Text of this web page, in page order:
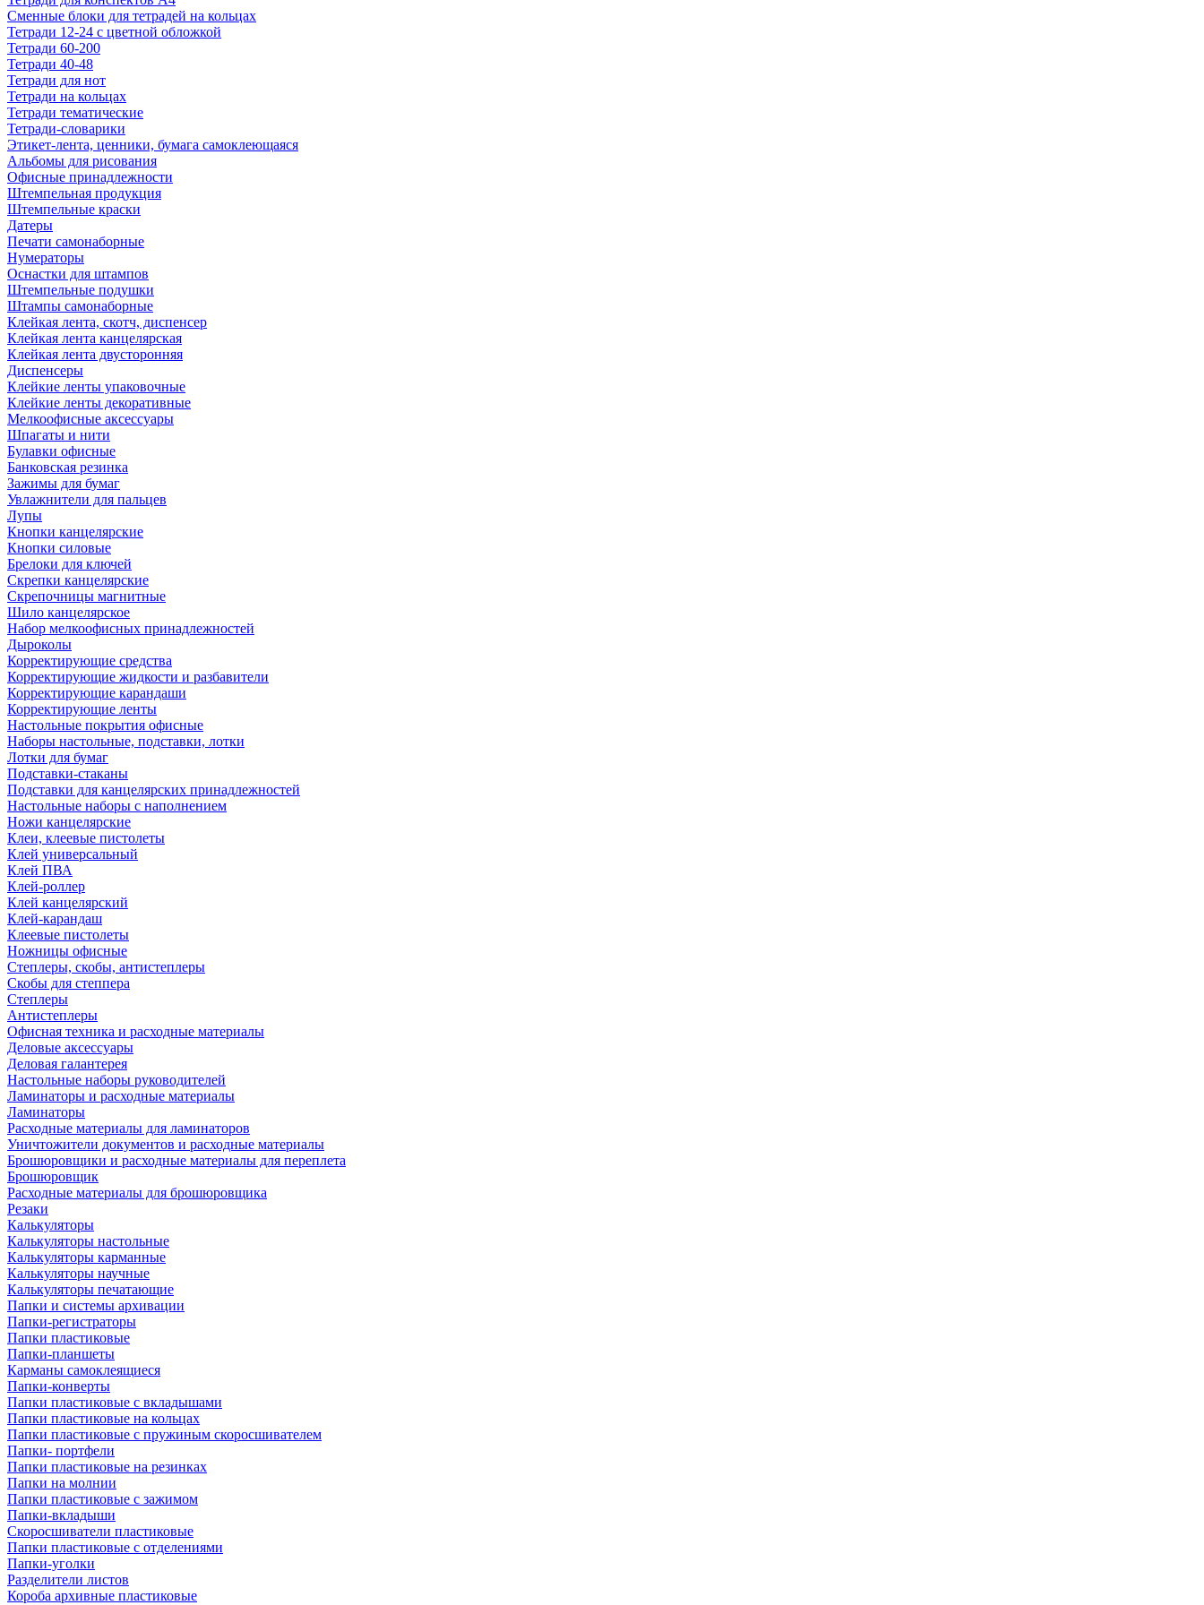
Сменные блоки для тетрадей на кольцах
Тетради 12-24 с цветной обложкой
Тетради 60-200
Тетради 40-48
Тетради для нот
Тетради на кольцах
Тетради тематические
Тетради-словарики
Этикет-лента, ценники, бумага самоклеющаяся
Альбомы для рисования
Офисные принадлежности
Штемпельная продукция
Штемпельные краски
Датеры
Печати самонаборные
Нумераторы
Оснастки для штампов
Штемпельные подушки
Штампы самонаборные
Клейкая лента, скотч, диспенсер
Клейкая лента канцелярская
Клейкая лента двусторонняя
Диспенсеры
Клейкие ленты упаковочные
Клейкие ленты декоративные
Мелкоофисные аксессуары
Шпагаты и нити
Булавки офисные
Банковская резинка
Зажимы для бумаг
Увлажнители для пальцев
Лупы
Кнопки канцелярские
Кнопки силовые
Брелоки для ключей
Скрепки канцелярские
Скрепочницы магнитные
Шило канцелярское
Набор мелкоофисных принадлежностей
Дыроколы
Корректирующие средства
Корректирующие жидкости и разбавители
Корректирующие карандаши
Корректирующие ленты
Настольные покрытия офисные
Наборы настольные, подставки, лотки
Лотки для бумаг
Подставки-стаканы
Подставки для канцелярских принадлежностей
Настольные наборы с наполнением
Ножи канцелярские
Клеи, клеевые пистолеты
Клей универсальный
Клей ПВА
Клей-роллер
Клей канцелярский
Клей-карандаш
Клеевые пистолеты
Ножницы офисные
Степлеры, скобы, антистеплеры
Скобы для степпера
Степлеры
Антистеплеры
Офисная техника и расходные материалы
Деловые аксессуары
Деловая галантерея
Настольные наборы руководителей
Ламинаторы и расходные материалы
Ламинаторы
Расходные материалы для ламинаторов
Уничтожители документов и расходные материалы
Брошюровщики и расходные материалы для переплета
Брошюровщик
Расходные материалы для брошюровщика
Резаки
Калькуляторы
Калькуляторы настольные
Калькуляторы карманные
Калькуляторы научные
Калькуляторы печатающие
Папки и системы архивации
Папки-регистраторы
Папки пластиковые
Папки-планшеты
Карманы самоклеящиеся
Папки-конверты
Папки пластиковые с вкладышами
Папки пластиковые на кольцах
Папки пластиковые с пружиным скоросшивателем
Папки- портфели
Папки пластиковые на резинках
Папки на молнии
Папки пластиковые с зажимом
Папки-вкладыши
Скоросшиватели пластиковые
Папки пластиковые с отделениями
Папки-уголки
Разделители листов
Короба архивные пластиковые